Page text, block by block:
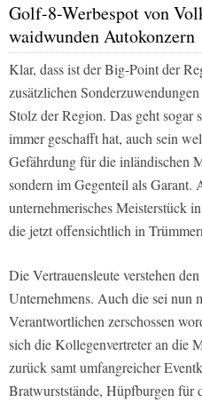
Golf-8-Werbespot von
waidwunden Autokonzern
Klar, dass ist der Big-Point der
zusätzlichen
Stolz der Region. Das geht sogar
immer geschafft hat, auch sein
Gefährdung für die inländischen
sondern im Gegenteil als Garant.
unternehmerisches Meisterstück
die jetzt offensichtlich in
Die Vertrauensleute verstehen
Unternehmens. Auch die sei nun
Verantwortlichen zerschossen
sich die Kollegenvertreter an die
zurück samt umfangreicher
Bratwurststände, Hüpfburgen für